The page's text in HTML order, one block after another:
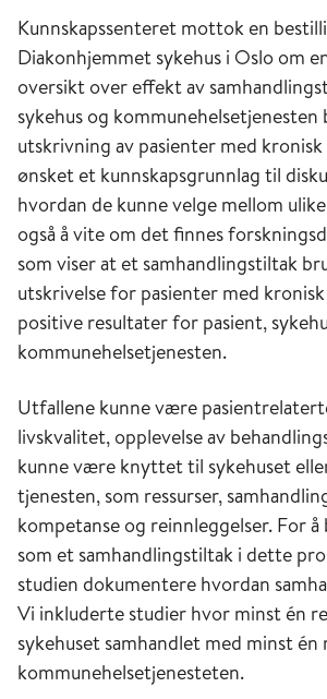
Kunnskapssenteret mottok en
Diakonhjemmet sykehus i Oslo om
oversikt over ef­fek­t av
sykehus og kom­mu­ne­helsetjenesten
utskrivning av pasienter med
ønsket et kunnskapsgrunnlag til
hvordan de kunne velge mellom
også å vite om det finnes
som viser at et samhandlingstiltak
utskrivelse for pasienter med
positive resultater for pasient,
kommunehelsetjenesten.
Utfallene kunne være
livskvalitet, opplevelse av
kunne være knyttet til sykehuset
tje­nesten, som res­surser,
kompetanse og reinn­leg­gelser. For å
som et samhandlingstiltak i dette
studien dokumentere hvor­dan
Vi inklu­derte stu­dier hvor minst én
syke­huset sam­hand­­let med minst
kom­mune­helse­­tjenes­teten.